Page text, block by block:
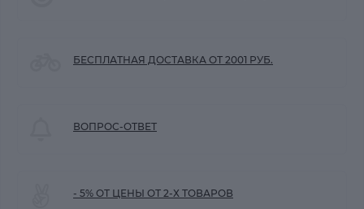
БЕСПЛАТНАЯ ДОСТАВКА ОТ 2001 РУБ.
ВОПРОС-ОТВЕТ
- 5% ОТ ЦЕНЫ ОТ 2-Х ТОВАРОВ